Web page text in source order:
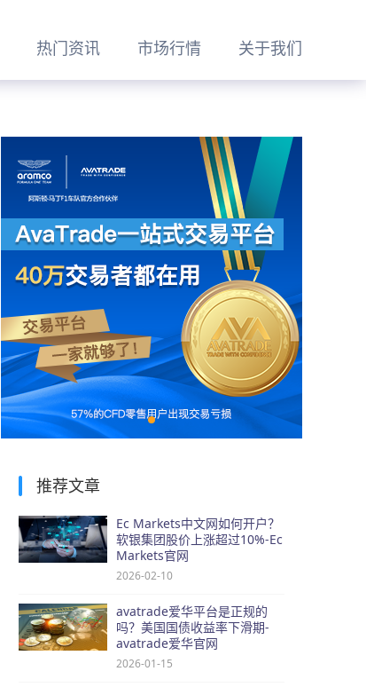
热门资讯 市场行情 关于我们
推荐文章
Ec Markets中文网如何开户？
软银集团股价上涨超过10%-Ec
Markets官网
2026-02-10
avatrade爱华平台是正规的
吗？美国国债收益率下滑期-
avatrade爱华官网
2026-01-15